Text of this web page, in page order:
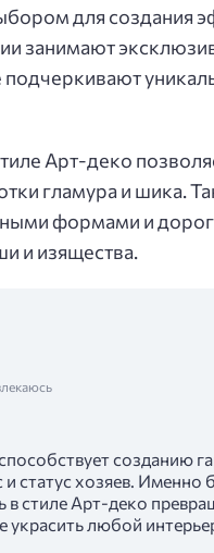
для создания
занимают
Арт-деко
гламура и шика.
формами и
и изящества.
созданию
статус хозяев. Именно
стиле Арт-деко
украсить любой